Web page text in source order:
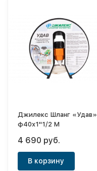
Джилекс Шланг «Удав»
ф40х1"1/2 М
4 690 руб.
В корзину